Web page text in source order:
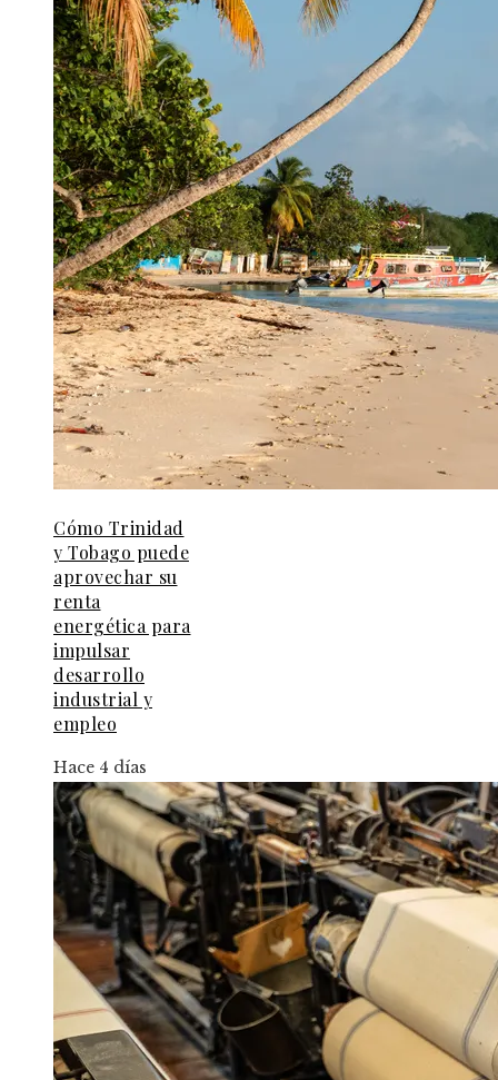
Cómo Trinidad
y Tobago puede
aprovechar su
renta
energética para
impulsar
desarrollo
industrial y
empleo
Hace 4 días